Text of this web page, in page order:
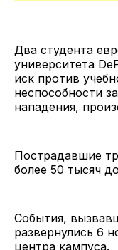
Два студента
университета
иск против
неспособности
нападения,
Пострадавшие
более 50 тысяч
События,
развернулись 6
центра кампуса.